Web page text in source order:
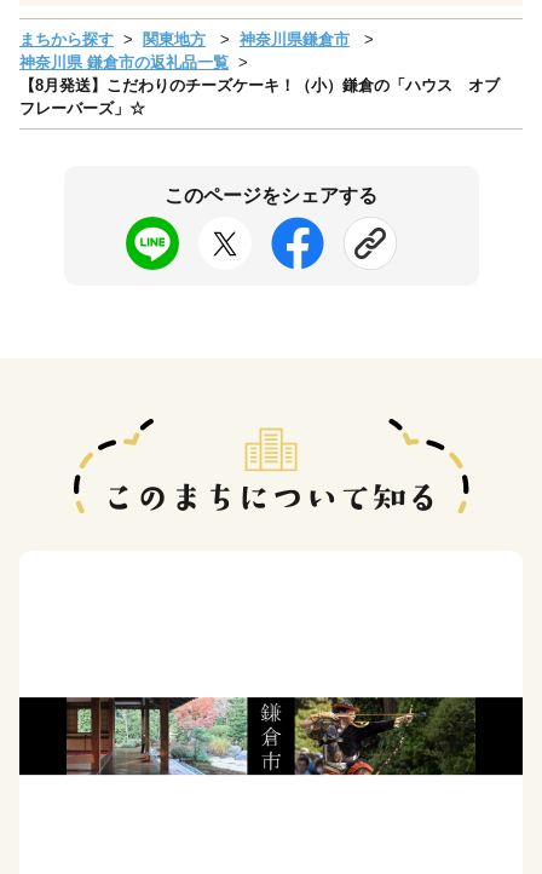
まちから探す 関東地方
神奈川県鎌倉市
神奈川県 鎌倉市の返礼品一覧
【8月発送】こだわりのチーズケーキ！（小）鎌倉の「ハウス オブ
フレーバーズ」☆
このページをシェアする